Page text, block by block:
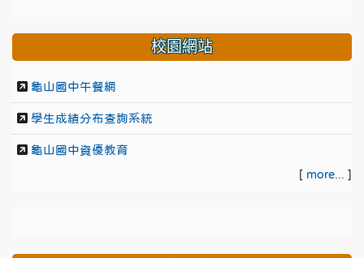
校園網站
龜山國中午餐網
學生成績分布查詢系統
龜山國中資優教育
[ more... ]